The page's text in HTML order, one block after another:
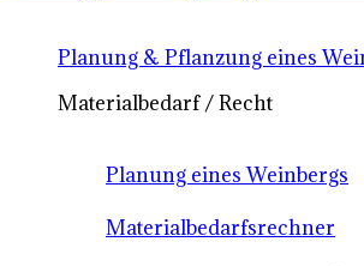
Planung & Pflanzung eines
Materialbedarf / Recht
Planung eines Weinbergs
Materialbedarfsrechner